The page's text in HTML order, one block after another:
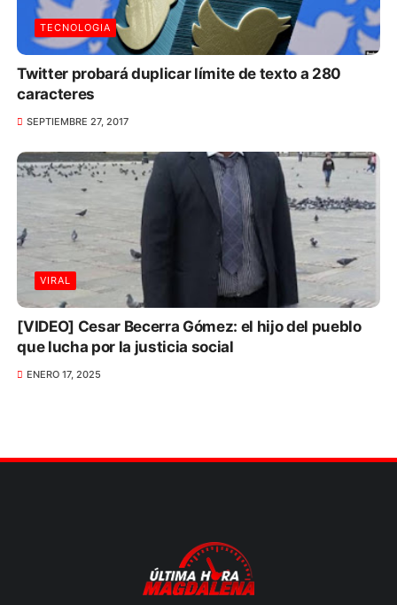
TECNOLOGIA
Twitter probará duplicar límite de texto a 280
caracteres
SEPTIEMBRE 27, 2017
VIRAL
[VIDEO] Cesar Becerra Gómez: el hijo del pueblo
que lucha por la justicia social
ENERO 17, 2025